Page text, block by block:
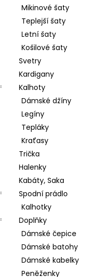
Mikinové šaty
Teplejší šaty
Letní šaty
Košilové šaty
Svetry
Kardigany
Kalhoty
Dámské džíny
Legíny
Tepláky
Kraťasy
Trička
Halenky
Kabáty, Saka
Spodní prádlo
Kalhotky
Doplňky
Dámské čepice
Dámské batohy
Dámské kabelky
Peněženky
ŠATY BEST TIME DELŠÍ RUKÁV
380 Kč
Původně:699 Kč